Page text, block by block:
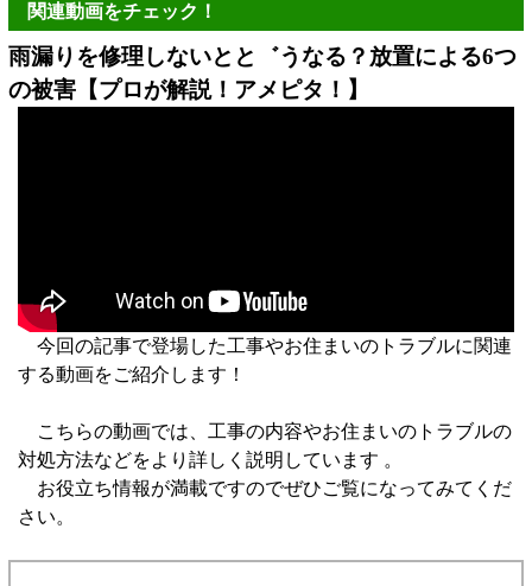
関連動画をチェック！
雨漏りを修理しないとと゛うなる？放置による6つ
の被害【プロが解説！アメピタ！】
今回の記事で登場した工事やお住まいのトラブルに関連
する動画をご紹介します！
こちらの動画では、工事の内容やお住まいのトラブルの
対処方法などをより詳しく説明しています 。
お役立ち情報が満載ですのでぜひご覧になってみてくだ
さい。